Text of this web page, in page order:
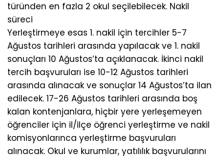
türünden en fazla 2 okul seçilebilecek. Nakil
süreci
Yerleştirmeye esas 1. nakil için tercihler 5-7
Ağustos tarihleri arasında yapılacak ve 1. nakil
sonuçları 10 Ağustos’ta açıklanacak. İkinci nakil
tercih başvuruları ise 10-12 Ağustos tarihleri
arasında alınacak ve sonuçlar 14 Ağustos’ta ilan
edilecek. 17-26 Ağustos tarihleri arasında boş
kalan kontenjanlara, hiçbir yere yerleşemeyen
öğrenciler için il/ilçe öğrenci yerleştirme ve nakil
komisyonlarınca yerleştirme başvuruları
alınacak. Okul ve kurumlar, yatılılık başvurularını